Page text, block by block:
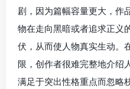
剧，因为篇幅容量更大，作
物在走向黑暗或者追求正义
伏，从而使人物真实生动。
限，创作者很难完整地介绍
满足于突出性格重点而忽略